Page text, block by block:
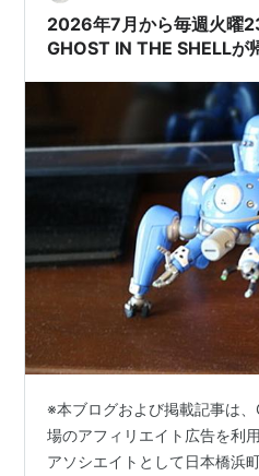
2026年7月から毎週火曜
GHOST IN THE SHELLが
※本ブログおよび掲載記事は
場のアフィリエイト広告を利
アソシエイトとして日本橋浜